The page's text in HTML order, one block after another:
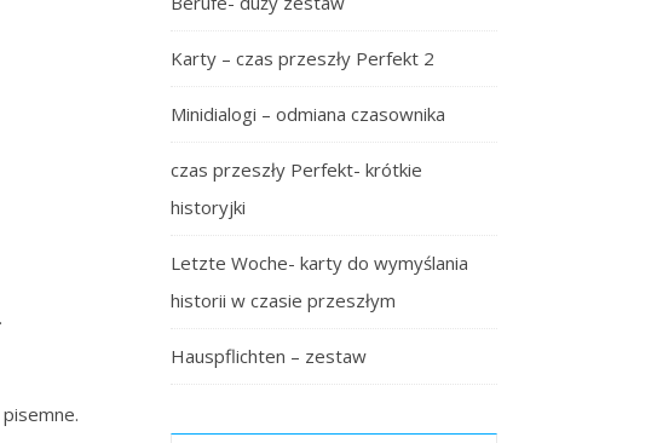
Karty – czas przeszły Perfekt 2
Minidialogi – odmiana czasownika
czas przeszły Perfekt- krótkie
historyjki
Letzte Woche- karty do wymyślania
historii w czasie przeszłym
Hauspflichten – zestaw